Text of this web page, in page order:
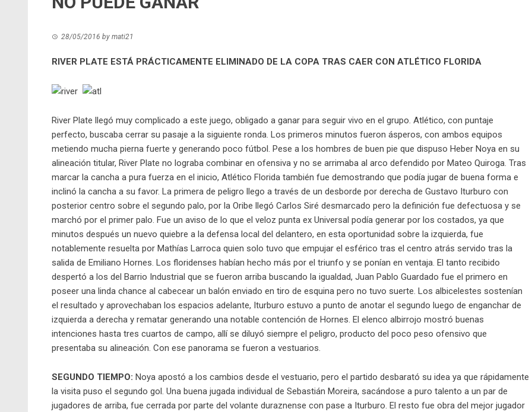
28/05/2016 by mati21
RIVER PLATE ESTÁ PRÁCTICAMENTE ELIMINADO DE LA COPA TRAS CAER CON ATLÉTICO FLORIDA
River Plate llegó muy complicado a este juego, obligado a ganar para seguir vivo en el grupo. Atlético, con puntaje
perfecto, buscaba cerrar su pasaje a la siguiente ronda. Los primeros minutos fueron ásperos, con ambos equipos
metiendo mucha pierna fuerte y generando poco fútbol. Pese a los hombres de buen pie que dispuso Heber Noya en su
alineación titular, River Plate no lograba combinar en ofensiva y no se arrimaba al arco defendido por Mateo Quiroga. Tras
marcar la cancha a pura fuerza en el inicio, Atlético Florida también fue demostrando que podía jugar de buena forma e
inclinó la cancha a su favor. La primera de peligro llego a través de un desborde por derecha de Gustavo Iturburo con
posterior centro sobre el segundo palo, por la Oribe llegó Carlos Siré desmarcado pero la definición fue defectuosa y se
marchó por el primer palo. Fue un aviso de lo que el veloz punta ex Universal podía generar por los costados, ya que
minutos después un nuevo quiebre a la defensa local del delantero, en esta oportunidad sobre la izquierda, fue
notablemente resuelta por Mathías Larroca quien solo tuvo que empujar el esférico tras el centro atrás servido tras la
salida de Emiliano Hornes. Los floridenses habían hecho más por el triunfo y se ponían en ventaja. El tanto recibido
despertó a los del Barrio Industrial que se fueron arriba buscando la igualdad, Juan Pablo Guardado fue el primero en
poseer una linda chance al cabecear un balón enviado en tiro de esquina pero no tuvo suerte. Los albicelestes sostenían
el resultado y aprovechaban los espacios adelante, Iturburo estuvo a punto de anotar el segundo luego de enganchar de
izquierda a derecha y rematar generando una notable contención de Hornes. El elenco albirrojo mostró buenas
intenciones hasta tres cuartos de campo, allí se diluyó siempre el peligro, producto del poco peso ofensivo que
presentaba su alineación. Con ese panorama se fueron a vestuarios.
SEGUNDO TIEMPO: Noya apostó a los cambios desde el vestuario, pero el partido desbarató su idea ya que rápidamente
la visita puso el segundo gol. Una buena jugada individual de Sebastián Moreira, sacándose a puro talento a un par de
jugadores de arriba, fue cerrada por parte del volante duraznense con pase a Iturburo. El resto fue obra del mejor jugador